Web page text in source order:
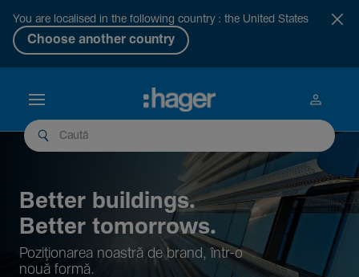
You are localised in the following country : the United States
Choose another country
Better buil­dings.
Better tomor­rows.
Pozi­țio­narea noastră de brand, într-o
nouă formă.